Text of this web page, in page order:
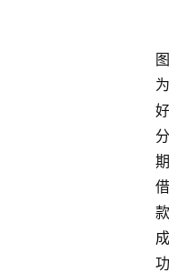
图
为
好
分
期
借
款
成
功